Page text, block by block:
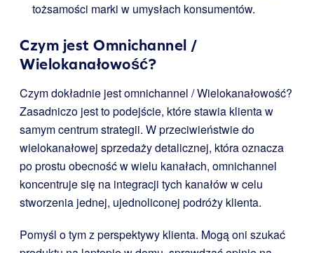
tożsamości marki w umysłach konsumentów.
Czym jest Omnichannel /
Wielokanałowość?
Czym dokładnie jest omnichannel / Wielokanałowość?
Zasadniczo jest to podejście, które stawia klienta w
samym centrum strategii. W przeciwieństwie do
wielokanałowej sprzedaży detalicznej, która oznacza
po prostu obecność w wielu kanałach, omnichannel
koncentruje się na integracji tych kanałów w celu
stworzenia jednej, ujednoliconej podróży klienta.
Pomyśl o tym z perspektywy klienta. Mogą oni szukać